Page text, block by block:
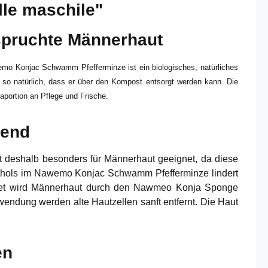
maschile"
Männerhaut
Konjac Schwamm Pfefferminze ist ein biologisches, natürliches
natürlich, dass er über den Kompost entsorgt werden kann. Die
an Pflege und Frische.
besonders für Männerhaut geeignet, da diese
im Nawemo Konjac Schwamm Pfefferminze lindert
wird Männerhaut durch den Nawmeo Konja Sponge
werden alte Hautzellen sanft entfernt. Die Haut